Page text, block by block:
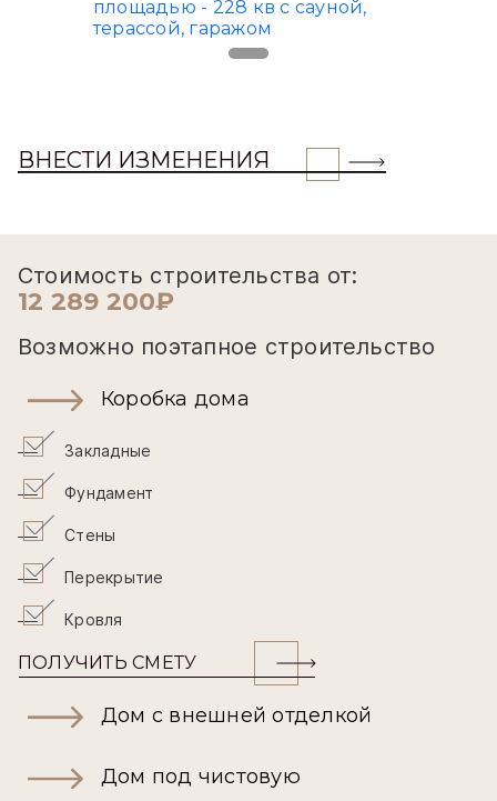
ВНЕСТИ ИЗМЕНЕНИЯ
Стоимость строительства от:
12 289 200₽
Возможно поэтапное строительство
Коробка дома
Закладные
Фундамент
Стены
Перекрытие
Кровля
ПОЛУЧИТЬ СМЕТУ
Дом с внешней отделкой
Дом под чистовую